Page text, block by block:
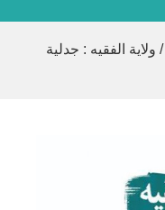
/ ولاية الفقيه : جدلية